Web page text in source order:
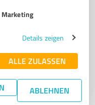
Marketing
Details zeigen
ALLE ZULASSEN
ABLEHNEN
Lösungen für Ihr
QUALITÄT